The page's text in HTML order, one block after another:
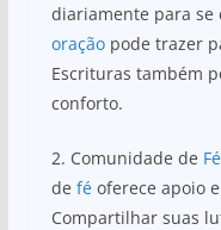
diariamente para se
oraçãopode trazer
Escrituras também
conforto.
2. Comunidade de Fé
de féoferece apoio
Compartilhar suas